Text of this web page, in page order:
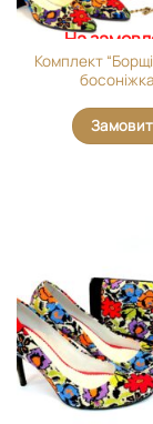
На
Комплект